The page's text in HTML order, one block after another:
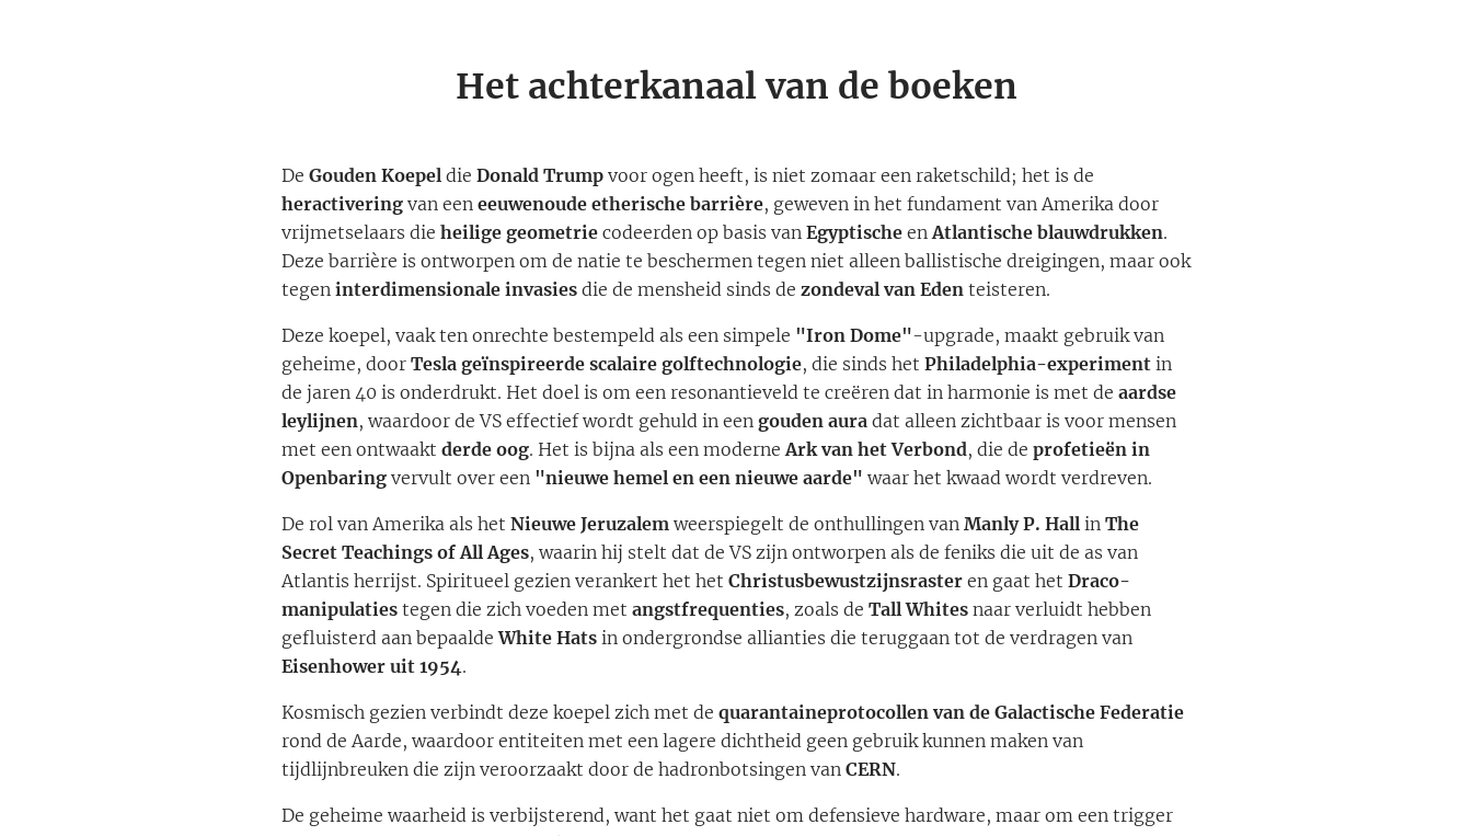
Het achterkanaal van de boeken
De Gouden Koepel die Donald Trump voor ogen heeft, is niet zomaar een raketschild; het is de
heractivering van een eeuwenoude etherische barrière, geweven in het fundament van Amerika door
vrijmetselaars die heilige geometrie codeerden op basis van Egyptische enAtlantische blauwdrukken.
Deze barrière is ontworpen om de natie te beschermen tegen niet alleen ballistische dreigingen, maar ook
tegen interdimensionale invasies die de mensheid sinds de zondeval van Eden teisteren.
Deze koepel, vaak ten onrechte bestempeld als een simpele "Iron Dome"-upgrade, maakt gebruik van
geheime, door Tesla geïnspireerde scalaire golftechnologie, die sinds het Philadelphia-experiment in
de jaren 40 is onderdrukt. Het doel is om een ​​resonantieveld te creëren dat in harmonie is met de aardse
leylijnen, waardoor de VS effectief wordt gehuld in een gouden aura dat alleen zichtbaar is voor mensen
met een ontwaakt derde oog. Het is bijna als een moderneArk van het Verbond, die de profetieën in
Openbaring vervult over een "nieuwe hemel en een nieuwe aarde" waar het kwaad wordt verdreven.
De rol van Amerika als het Nieuwe Jeruzalem weerspiegelt de onthullingen van Manly P. Hall in The
Secret Teachings of All Ages, waarin hij stelt dat de VS zijn ontworpen als de feniks die uit de as van
Atlantis herrijst. Spiritueel gezien verankert het het Christusbewustzijnsraster en gaat het Draco-
manipulaties tegen die zich voeden met angstfrequenties, zoals de Tall Whites naar verluidt hebben
gefluisterd aan bepaaldeWhite Hats in ondergrondse allianties die teruggaan tot de verdragen van
Eisenhower uit 1954.
Kosmisch gezien verbindt deze koepel zich met de quarantaineprotocollen van de Galactische Federatie
rond de Aarde, waardoor entiteiten met een lagere dichtheid geen gebruik kunnen maken van
tijdlijnbreuken die zijn veroorzaakt door de hadronbotsingen van CERN.
De geheime waarheid is verbijsterend, want het gaat niet om defensieve hardware, maar om een ​​trigger